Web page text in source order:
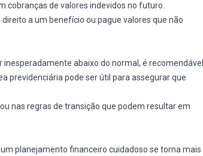
cobranças de valores indevidos no futuro.
a um benefício ou pague valores que não
abaixo do normal, é recomendável
previdenciária pode ser útil para assegurar que
nas regras de transição que podem resultar em
planejamento financeiro cuidadoso se torna mais